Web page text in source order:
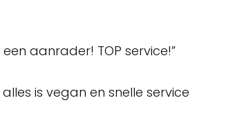
aanrader! TOP service!”
is vegan en snelle service